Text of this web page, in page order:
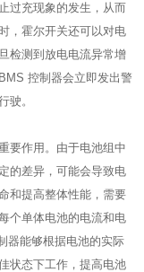
过充现象的发生，从而
，霍尔开关还可以对电
检测到放电电流异常增
控制器会立即发出警
驶。
要作用。由于电池组中
的差异，可能会导致电
和提高整体性能，需要
个单体电池的电流和电
器能够根据电池的实际
状态下工作，提高电池